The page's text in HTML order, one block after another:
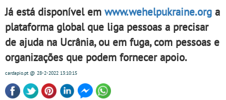
Já está disponível em www.wehelpukraine.org a
plataforma global que liga pessoas a precisar
de ajuda na Ucrânia, ou em fuga, com pessoas e
organizações que podem fornecer apoio.
cardapio.pt@ 28-2-2022 13:10:15